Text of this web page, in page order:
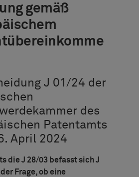
gemäß
J 01/24 der
des
Patentamts
April 2024
die J 28/03 befasst sich J
Frage, ob eine